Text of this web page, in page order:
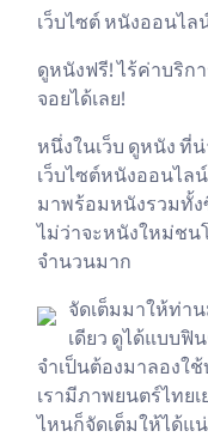
เว็บไซต์ หนังออนไล
ดูหนังฟรี! ไร้ค่าบริก
จอยได้เลย!
หนึ่งในเว็บ ดูหนัง ที่
เว็บไซต์หนังออนไล
มาพร้อมหนังรวมทั้
ไม่ว่าจะหนังใหม่ชน
จำนวนมาก
จัดเต็มมาให้ท่า
เดียว ดูได้แบบฟิ
จำเป็นต้องมาลองใ
เรามีภาพยนตร์ไทย
ไหนก็จัดเต็มให้ได้แ